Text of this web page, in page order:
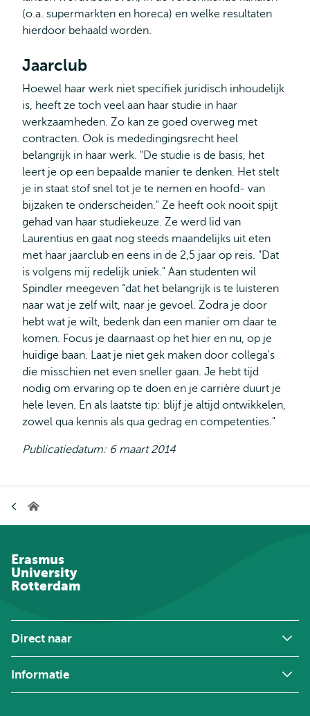
(o.a. supermarkten en horeca) en welke resultaten
hierdoor behaald worden.
Jaarclub
Hoewel haar werk niet specifiek juridisch inhoudelijk
is, heeft ze toch veel aan haar studie in haar
werkzaamheden. Zo kan ze goed overweg met
contracten. Ook is mededingingsrecht heel
belangrijk in haar werk. "De studie is de basis, het
leert je op een bepaalde manier te denken. Het stelt
je in staat stof snel tot je te nemen en hoofd- van
bijzaken te onderscheiden." Ze heeft ook nooit spijt
gehad van haar studiekeuze. Ze werd lid van
Laurentius en gaat nog steeds maandelijks uit eten
met haar jaarclub en eens in de 2,5 jaar op reis. "Dat
is volgens mij redelijk uniek." Aan studenten wil
Spindler meegeven “dat het belangrijk is te luisteren
naar wat je zelf wilt, naar je gevoel. Zodra je door
hebt wat je wilt, bedenk dan een manier om daar te
komen. Focus je daarnaast op het hier en nu, op je
huidige baan. Laat je niet gek maken door collega's
die misschien net even sneller gaan. Je hebt tijd
nodig om ervaring op te doen en je carrière duurt je
hele leven. En als laatste tip: blijf je altijd ontwikkelen,
zowel qua kennis als qua gedrag en competenties."
Publicatiedatum: 6 maart 2014
Home
Erasmus
University
Rotterdam
Direct naar
Informatie